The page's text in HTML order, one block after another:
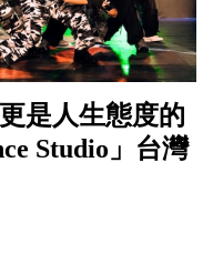
是人生態度的
Studio」台灣